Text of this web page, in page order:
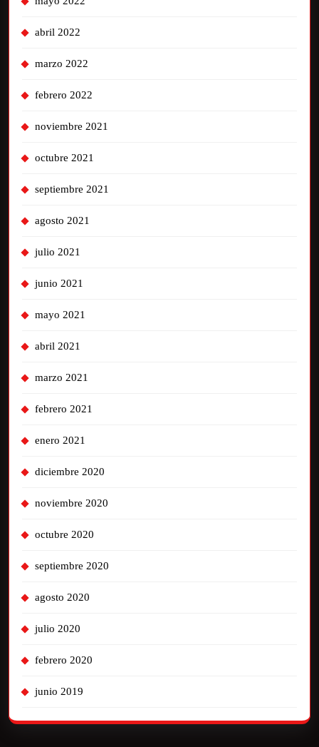
abril 2022
marzo 2022
febrero 2022
noviembre 2021
octubre 2021
septiembre 2021
agosto 2021
julio 2021
junio 2021
mayo 2021
abril 2021
marzo 2021
febrero 2021
enero 2021
diciembre 2020
noviembre 2020
octubre 2020
septiembre 2020
agosto 2020
julio 2020
febrero 2020
junio 2019